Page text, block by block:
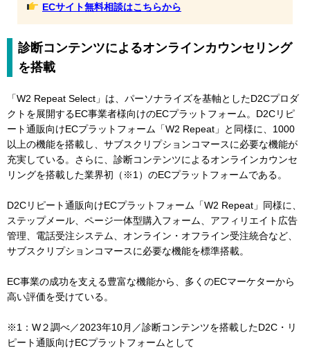
ECサイト無料相談はこちらから
診断コンテンツによるオンラインカウンセリング
を搭載
「W2 Repeat Select」は、パーソナライズを基軸としたD2Cプロダ
クトを展開するEC事業者様向けのECプラットフォーム。D2Cリピ
ート通販向けECプラットフォーム「W2 Repeat」と同様に、1000
以上の機能を搭載し、サブスクリプションコマースに必要な機能が
充実している。さらに、診断コンテンツによるオンラインカウンセ
リングを搭載した業界初（※1）のECプラットフォームである。
D2Cリピート通販向けECプラットフォーム「W2 Repeat」同様に、
ステップメール、ページ一体型購入フォーム、アフィリエイト広告
管理、電話受注システム、オンライン・オフライン受注統合など、
サブスクリプションコマースに必要な機能を標準搭載。
EC事業の成功を支える豊富な機能から、多くのECマーケターから
高い評価を受けている。
※1：W２調べ／2023年10月／診断コンテンツを搭載したD2C・リ
ピート通販向けECプラットフォームとして